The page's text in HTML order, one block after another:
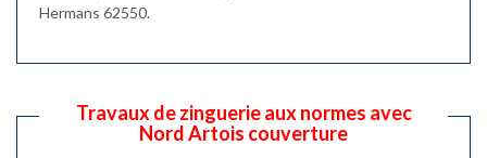
Hermans 62550.
Travaux de zinguerie aux normes avec
Nord Artois couverture